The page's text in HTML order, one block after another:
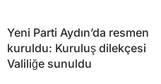
Yeni Parti Aydın’da resmen
kuruldu: Kuruluş dilekçesi
Valiliğe sunuldu